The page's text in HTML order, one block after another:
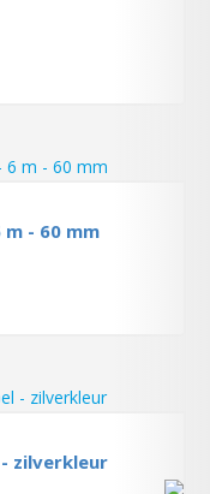
- 60 mm
zilverkleur